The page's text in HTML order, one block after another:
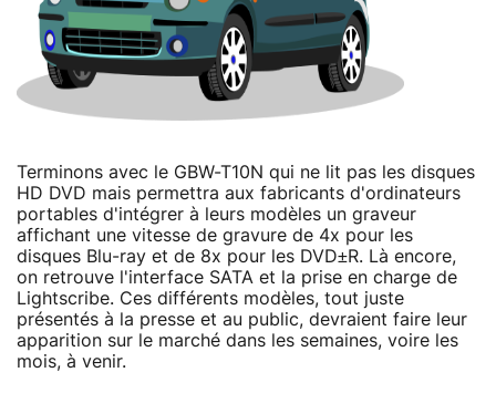
Terminons avec le GBW-T10N qui ne lit pas les disques
HD DVD mais permettra aux fabricants d'ordinateurs
portables d'intégrer à leurs modèles un graveur
affichant une vitesse de gravure de 4x pour les
disques Blu-ray et de 8x pour les DVD±R. Là encore,
on retrouve l'interface SATA et la prise en charge de
Lightscribe. Ces différents modèles, tout juste
présentés à la presse et au public, devraient faire leur
apparition sur le marché dans les semaines, voire les
mois, à venir.